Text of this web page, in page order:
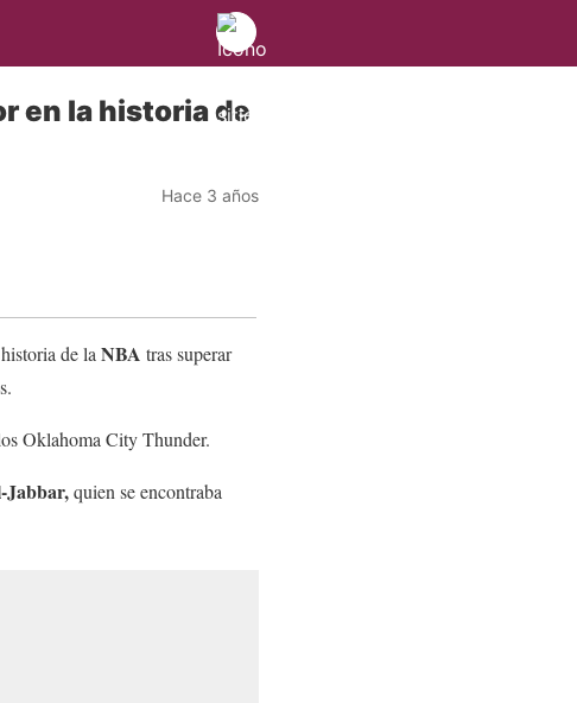
en la historia de
Hace 3 años
de la NBA tras superar
Oklahoma City Thunder.
quien se encontraba